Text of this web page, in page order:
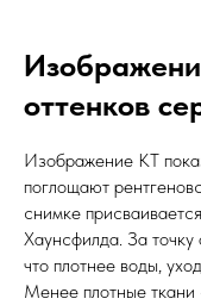
оттенков
Изображение КТ
поглощают
снимке
Хаунсфилда. За точку
что плотнее воды,
Менее плотные ткани